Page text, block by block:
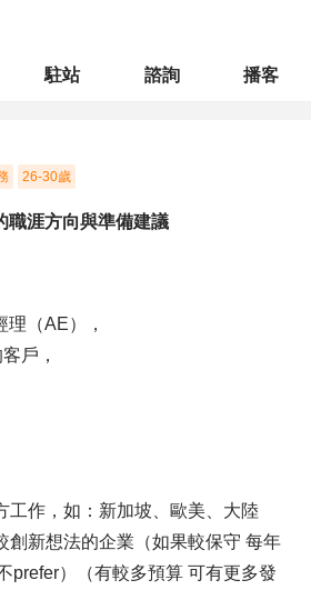
駐站 諮詢 播客
26-30歲
職涯方向與準備建議
理（AE），
戶，
工作，如：新加坡、歐美、大陸
創新想法的企業（如果較保守 每年
prefer）（有較多預算 可有更多發